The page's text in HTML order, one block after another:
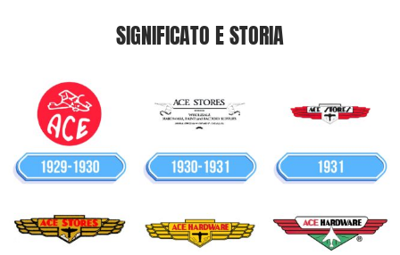
SIGNIFICATO E STORIA